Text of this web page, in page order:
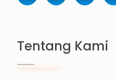
Tentang Kami